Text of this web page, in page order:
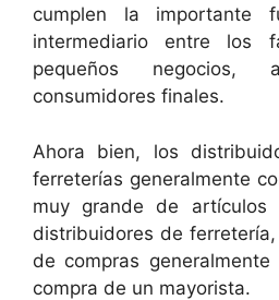
cumplen la importante
intermediario entre los
pequeños
consumidores finales.
Ahora bien, los
ferreterías generalmente
muy grande de artículos
distribuidores de
de compras
compra de un mayorista.